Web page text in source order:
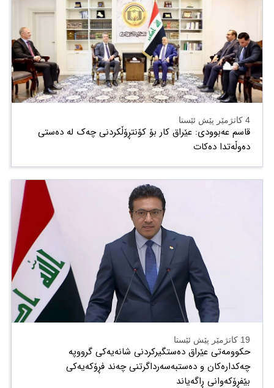
4 کاتژمێر پێش ئێستا
قاسم عەبوودی: عێراق کار بۆ کۆنتڕۆڵکردنی چەک لە دەستی
دەوڵەتدا دەکات
19 کاتژمێر پێش ئێستا
حکوومەتی عێراق دەستگیرکردنی شانەیەکی گرووپە
چەکدارەکان و دەستبەسەرداگرتنی چەند فڕۆکەیەکی
بێفڕۆکەوانی ڕاگەیاند